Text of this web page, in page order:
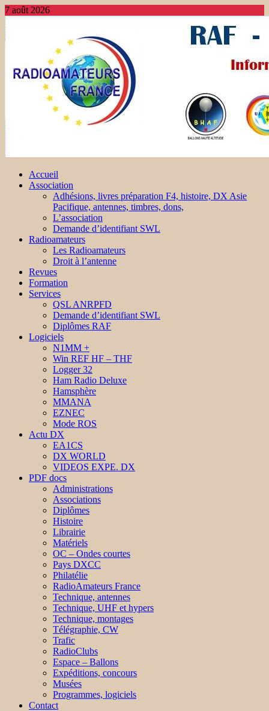
7 août 2026
Accueil
Association
Adhésions, livres préparation F4, histoire, DX Asie
Pacifique, antennes, timbres, dons,
L’association
Demande d’identifiant SWL
Radioamateurs
Les Radioamateurs
Droit à l’antenne
Revues
Formation
Services
QSL ANRPFD
Demande d’identifiant SWL
Diplômes RAF
Logiciels
N1MM +
Win REF HF – THF
Logger 32
Ham Radio Deluxe
Hamsphère
MMANA
EZNEC
Mode ROS
Actu DX
EA1CS
DX WORLD
VIDEOS EXPE. DX
PDF docs
Administrations
Associations
Diplômes
Histoire
Librairie
Matériels
OC – Ondes courtes
Pays DXCC
Philatélie
RadioAmateurs France
Technique, antennes
Technique, UHF et hypers
Technique, montages
Télégraphie, CW
Trafic
RadioClubs
Espace – Ballons
Expéditions, concours
Musées
Programmes, logiciels
Contact